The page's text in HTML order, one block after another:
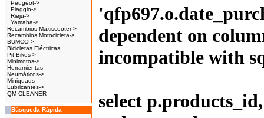
Peugeot->
Piaggio->
Rieju->
Yamaha->
Recambios Maxiscooter->
Recambios Motocicleta->
SUMCO->
Bicicletas Eléctricas
Pit Bikes->
Minimotos->
Herramientas
Neumáticos->
Miniquads
Lubricantes->
QM CLEANER
Búsqueda Rápida
dependent on
incompatible with
select